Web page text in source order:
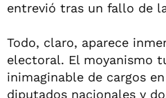
entrevió tras un fallo de
Todo, claro, aparece
electoral. El moyanismo
inimaginable de cargos
diputados nacionales y